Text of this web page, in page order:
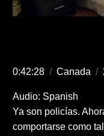
0:42:28 / Canada /
Audio: Spanish
Ya son policías.
comportarse como